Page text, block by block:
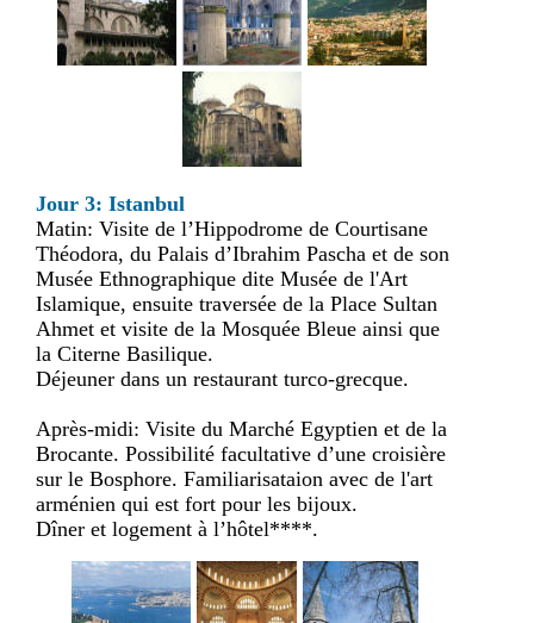
Jour 3: Istanbul
Matin: Visite de l’Hippodrome de Courtisane
Théodora, du Palais d’Ibrahim Pascha et de son
Musée Ethnographique dite Musée de l'Art
Islamique, ensuite traversée de la Place Sultan
Ahmet et visite de la Mosquée Bleue ainsi que
la Citerne Basilique.
Déjeuner dans un restaurant turco-grecque.
Après-midi: Visite du Marché Egyptien et de la
Brocante. Possibilité facultative d’une croisière
sur le Bosphore. Familiarisataion avec de l'art
arménien qui est fort pour les bijoux.
Dîner et logement à l’hôtel****.